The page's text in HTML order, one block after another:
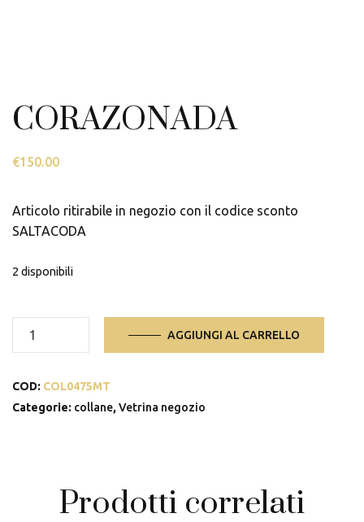
CORAZONADA
€150.00
Articolo ritirabile in negozio con il codice sconto
SALTACODA
2 disponibili
CORAZONADA
AGGIUNGI AL CARRELLO
COD: COL0475MT
Categorie: collane,Vetrina negozio
Prodotti correlati